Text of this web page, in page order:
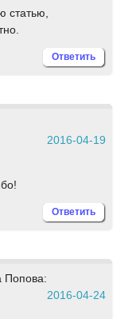
статью,
Ответить
2016-04-19
Ответить
Попова:
2016-04-24